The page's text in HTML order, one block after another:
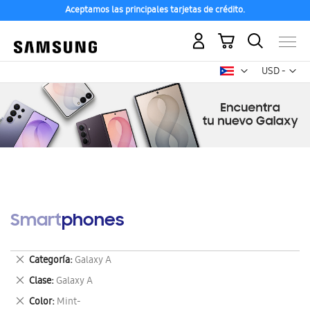
Aceptamos las principales tarjetas de crédito.
USD -
dólar
Mi carrito
Smartphones
Categoría Galaxy A
Eliminar
este
artículo
Clase Galaxy A
Eliminar
este
Color Mint-
Eliminar